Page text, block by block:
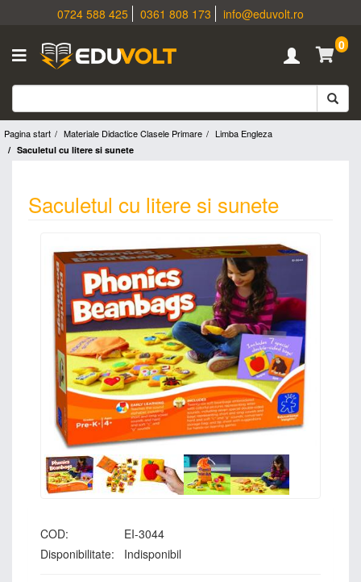
0724 588 425 0361 808 173
info@eduvolt.ro
0
Pagina start Materiale Didactice Clasele Primare Limba Engleza
Saculetul cu litere si sunete
Saculetul cu litere si sunete
COD:
EI-3044
Disponibilitate:
Indisponibil